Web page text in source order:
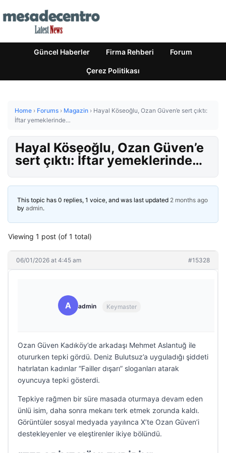
Güncel Haberler Firma Rehberi Forum
Çerez Politikası
Home › Forums › Magazin › Hayal Köseoğlu, Ozan Güven’e sert çıktı:
İftar yemeklerinde…
Hayal Köseoğlu, Ozan Güven’e
sert çıktı: İftar yemeklerinde…
This topic has 0 replies, 1 voice, and was last updated 2 months ago
by admin.
Viewing 1 post (of 1 total)
06/01/2026 at 4:45 am #15328
A admin Keymaster
Ozan Güven Kadıköy’de arkadaşı Mehmet Aslantuğ ile
otururken tepki gördü. Deniz Bulutsuz’a uyguladığı şiddeti
hatırlatan kadınlar “Failler dışarı” sloganları atarak
oyuncuya tepki gösterdi.
Tepkiye rağmen bir süre masada oturmaya devam eden
ünlü isim, daha sonra mekanı terk etmek zorunda kaldı.
Görüntüler sosyal medyada yayılınca X’te Ozan Güven’i
destekleyenler ve eleştirenler ikiye bölündü.